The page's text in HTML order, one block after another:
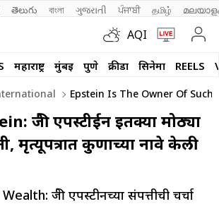
తెలుగు বাংলা ગુજરાતી ਪੰਜਾਬੀ தமிழ்
AQI
महाराष्ट्र मुंबई पुणे क्रीडा सिनेमा REELS
Epstein Is The Owner Of
जेफ्री एपस्टीईन इतक्या मोठ्या
मृत्यूपत्रात कुणाच्या नावे केली
जेफ्री एपस्टीनच्या संपत्तीची चर्चा